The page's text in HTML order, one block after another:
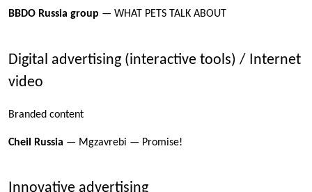
BBDO Russia group — WHAT PETS TALK ABOUT
Digital advertising (interactive tools) / Internet
video
Branded content
Cheil Russia — Mgzavrebi — Promise!
Innovative advertising